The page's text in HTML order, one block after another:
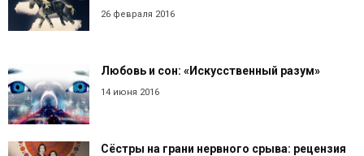
26 февраля 2016
Любовь и сон: «Искусственный разум»
14 июня 2016
Сёстры на грани нервного срыва: рецензия